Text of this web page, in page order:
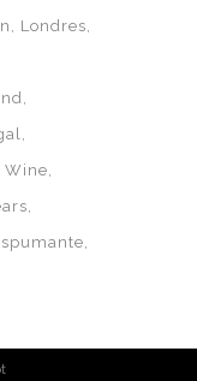
Londres
Wine